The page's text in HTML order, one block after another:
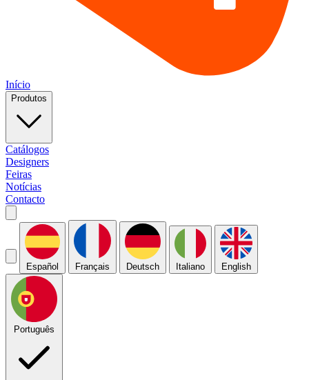
Início
Produtos
Catálogos
Designers
Feiras
Notícias
Contacto
Español Français Deutsch Italiano English
Português